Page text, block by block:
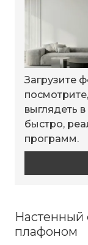
Загрузите
выглядеть
быстро,
программ.
Настенный
плафоном